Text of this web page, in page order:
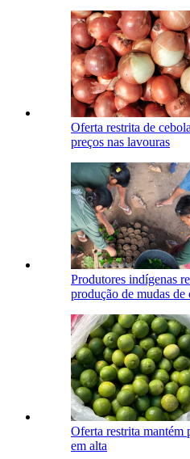
Oferta restrita de
preços nas lavouras
Produtores indígenas
produção de mudas de
Oferta restrita mantém
em alta